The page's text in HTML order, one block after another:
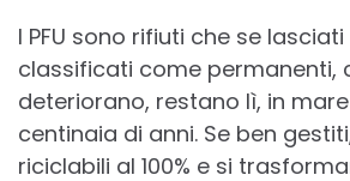
I PFU sono rifiuti che se
classificati come permanenti,
deteriorano, restano lì, in
centinaia di anni. Se ben
riciclabili al 100% e si